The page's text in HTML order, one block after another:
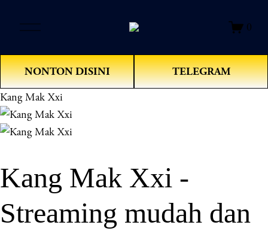
e
n
M
e
u
0
NONTON DISINI TELEGRAM
Kang Mak Xxi
Kang Mak Xxi -
Streaming mudah dan